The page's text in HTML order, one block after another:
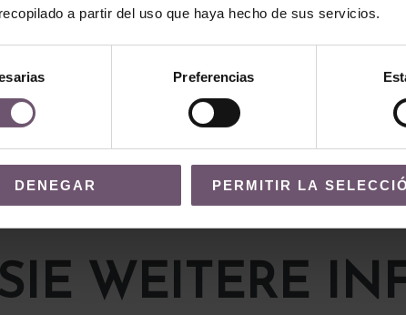
a partir del uso que haya hecho de sus servicios.
Preferencias
DENEGAR PERMITIR LA
Zellige en stock - none
Mod. ZC218 – 10×10
WEITERLESEN
Zellige en stock -
Mod. ZC215 –
WEITERLESEN
WEITERE